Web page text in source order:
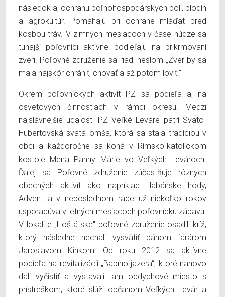
následok aj ochranu poľnohospodárskych polí, plodín
a agrokultúr. Pomáhajú pri ochrane mláďat pred
kosbou tráv. V zimných mesiacoch v čase núdze sa
tunajší poľovníci aktívne podieľajú na prikrmovaní
zveri. Poľovné združenie sa riadi heslom „Zver by sa
mala najskôr chrániť, chovať a až potom loviť.“
Okrem poľovníckych aktivít PZ sa podieľa aj na
osvetových činnostiach v rámci okresu. Medzi
najslávnejšie udalosti PZ Veľké Leváre patrí Sväto-
Hubertovská svätá omša, ktorá sa stala tradíciou v
obci a každoročne sa koná v Rímsko-katolíckom
kostole Mena Panny Márie vo Veľkých Levároch.
Ďalej sa Poľovné združenie zúčastňuje rôznych
obecných aktivít ako napríklad Habánske hody,
Advent a v neposlednom rade už niekoľko rokov
usporadúva v letných mesiacoch poľovnícku zábavu.
V lokalite „Hoštátske'' poľovné združenie osadili kríž,
ktorý následne nechali vysvätiť pánom farárom
Jaroslavom Kinkom. Od roku 2012 sa aktívne
podieľa na revitalizácii „Babího jazera“, ktoré nanovo
dali vyčistiť a vystavali tam oddychové miesto s
prístreškom, ktoré slúži občanom Veľkých Levár a